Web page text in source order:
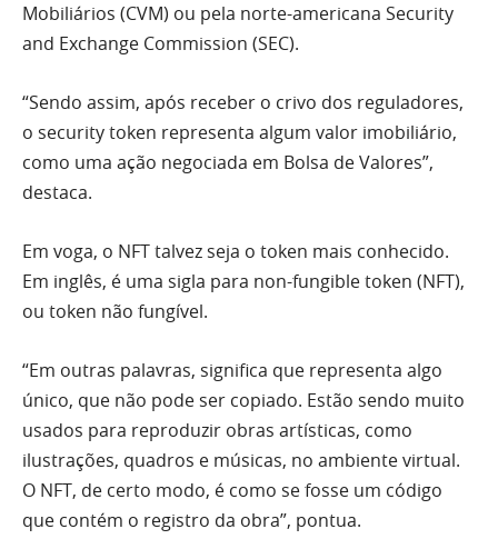
Mobiliários (CVM) ou pela norte-americana Security
and Exchange Commission (SEC).
“Sendo assim, após receber o crivo dos reguladores,
o security token representa algum valor imobiliário,
como uma ação negociada em Bolsa de Valores”,
destaca.
Em voga, o NFT talvez seja o token mais conhecido.
Em inglês, é uma sigla para non-fungible token (NFT),
ou token não fungível.
“Em outras palavras, significa que representa algo
único, que não pode ser copiado. Estão sendo muito
usados para reproduzir obras artísticas, como
ilustrações, quadros e músicas, no ambiente virtual.
O NFT, de certo modo, é como se fosse um código
que contém o registro da obra”, pontua.